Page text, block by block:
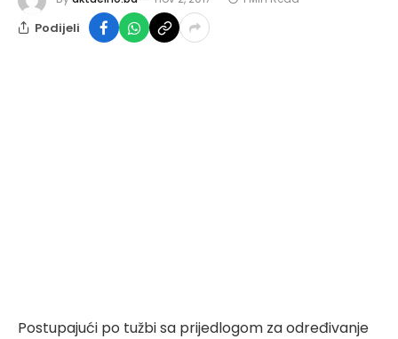
Podijeli
Postupajući po tužbi sa prijedlogom za određivanje